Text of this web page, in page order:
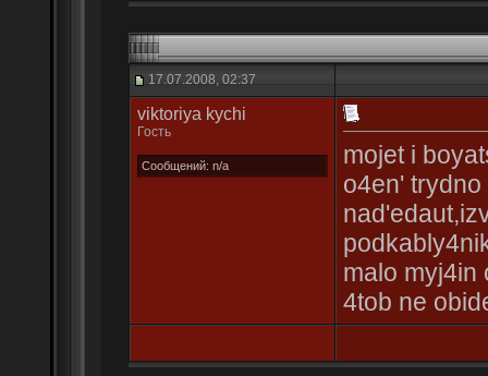
17.07.2008, 02:37
viktoriya kychi
Гость
Сообщений: n/a
mojet i
o4en'
malo myj4in
4tob ne